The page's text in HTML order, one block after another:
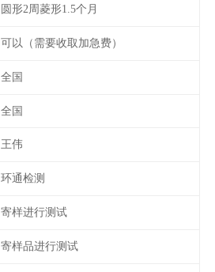
圆形2周菱形1.5个月
可以（需要收取加急费）
全国
全国
王伟
环通检测
寄样进行测试
寄样品进行测试